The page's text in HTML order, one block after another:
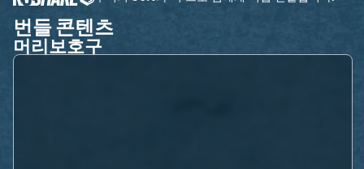
번들 콘텐츠
머리보호구